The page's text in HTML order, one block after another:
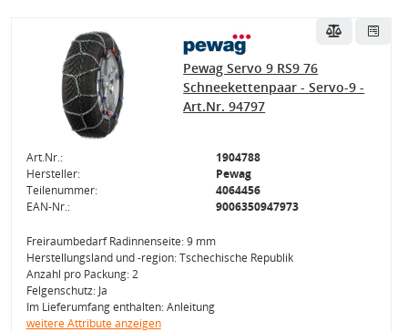
Pewag Servo 9 RS9 76
Schneekettenpaar - Servo-9 -
Art.Nr. 94797
Art.Nr.:
1904788
Hersteller:
Pewag
Teilenummer:
4064456
EAN-Nr.:
9006350947973
Freiraumbedarf Radinnenseite: 9 mm
Herstellungsland und -region: Tschechische Republik
Anzahl pro Packung: 2
Felgenschutz: Ja
Im Lieferumfang enthalten: Anleitung
weitere Attribute anzeigen